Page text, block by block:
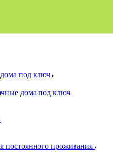
под ключ
дома под ключ
постоянного проживания